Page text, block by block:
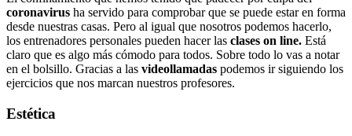
coronavirus ha servido para comprobar que se puede estar en forma
desde nuestras casas. Pero al igual que nosotros podemos hacerlo,
los entrenadores personales pueden hacer las clases on line. Está
claro que es algo más cómodo para todos. Sobre todo lo vas a notar
en el bolsillo. Gracias a las videollamadas podemos ir siguiendo los
ejercicios que nos marcan nuestros profesores.
Estética